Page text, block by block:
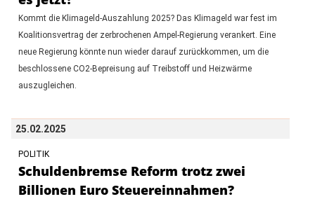
Kommt die Klimageld-Auszahlung 2025? Das Klimageld war fest im
Koalitionsvertrag der zerbrochenen Ampel-Regierung verankert. Eine
neue Regierung könnte nun wieder darauf zurückkommen, um die
beschlossene CO2-Bepreisung auf Treibstoff und Heizwärme
auszugleichen.
25.02.2025
POLITIK
Schuldenbremse Reform trotz zwei
Billionen Euro Steuereinnahmen?